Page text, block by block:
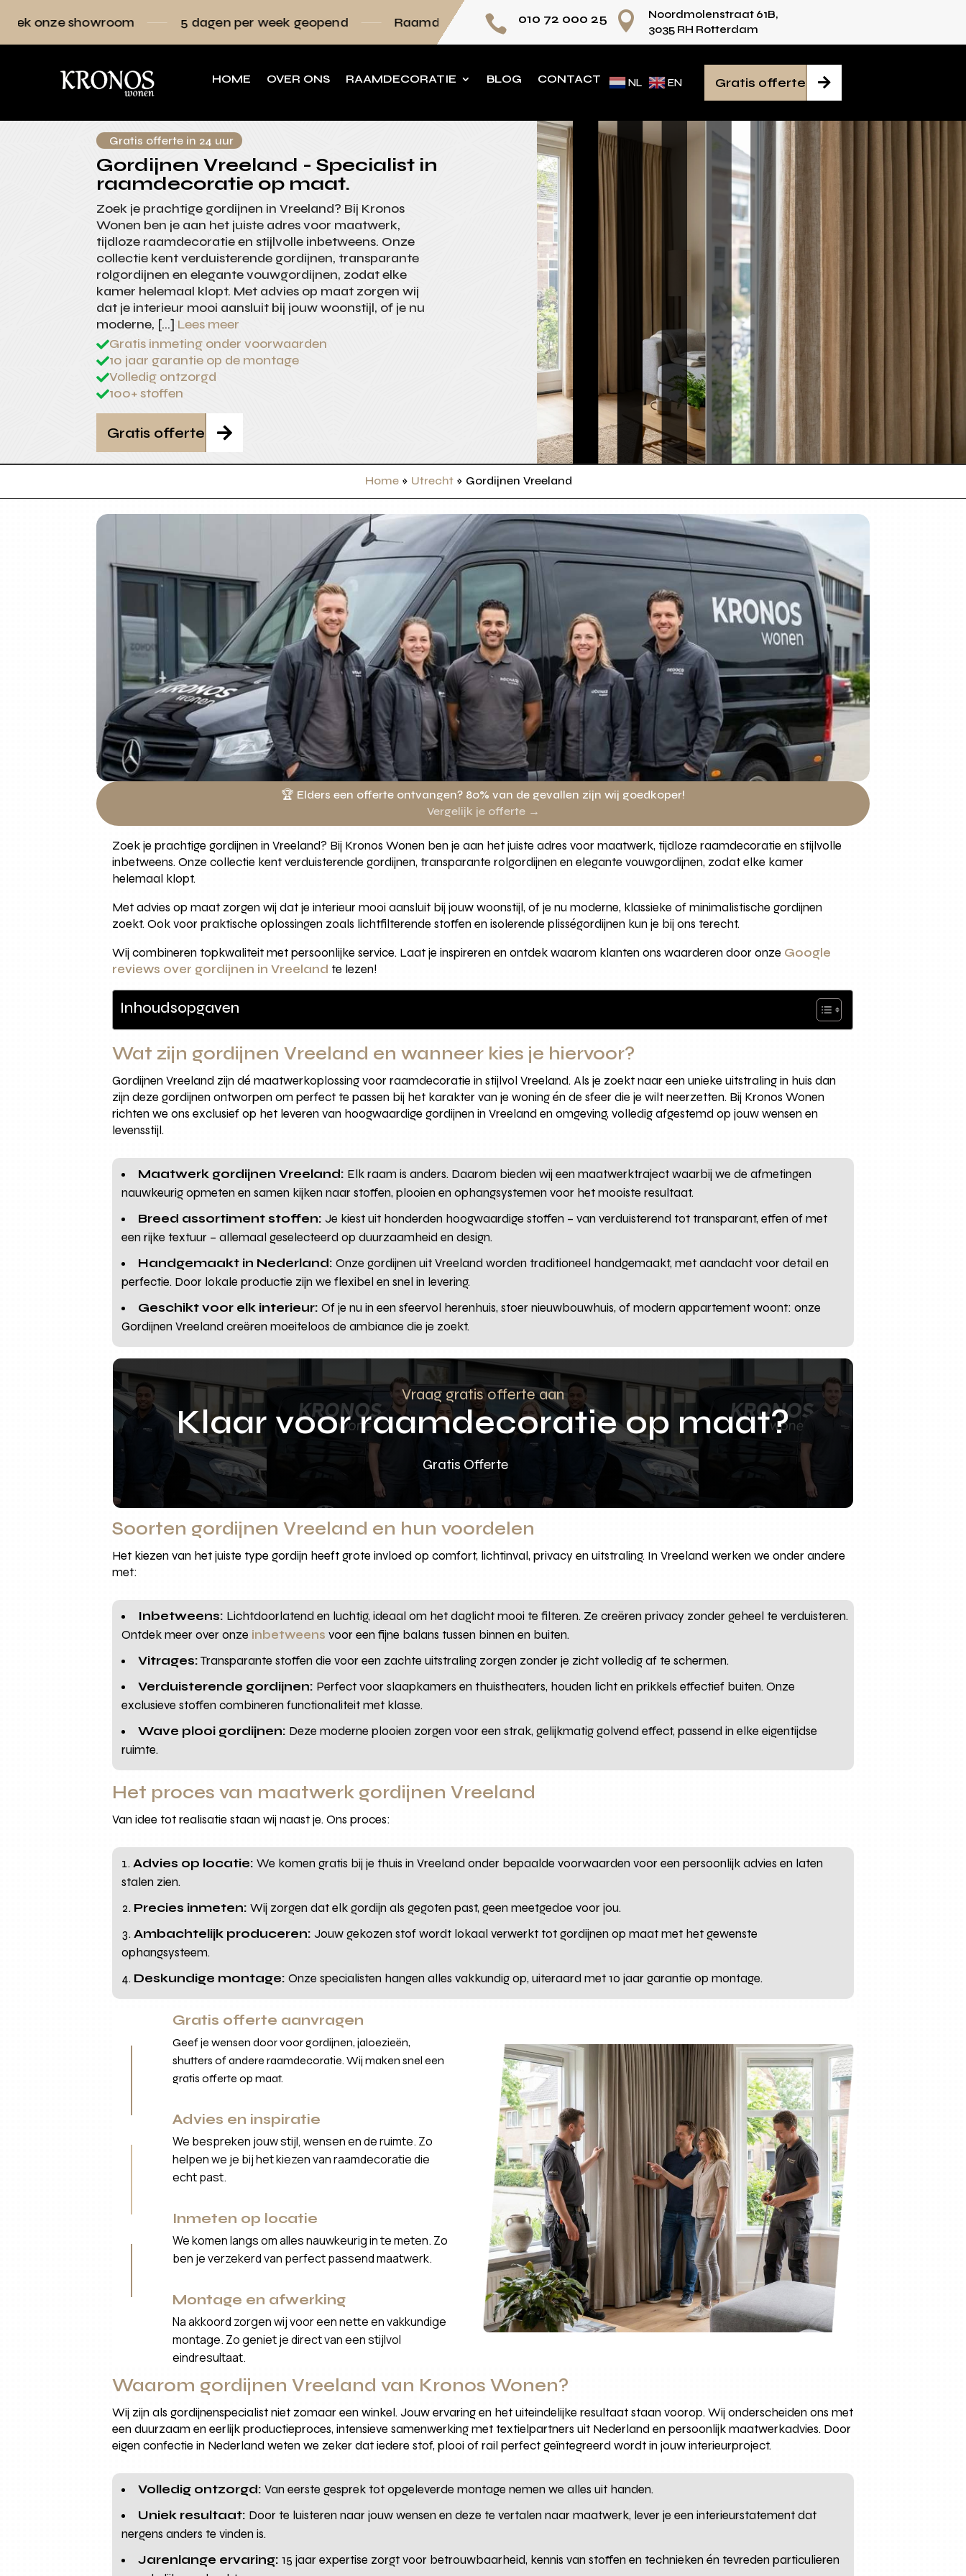
5 dagen per week geopend Raamdecoratie volledig op maat Persoonlijk advies voor iedere ruimte
 010 72 000 25 
Noordmolenstraat 61B,
3035 RH Rotterdam
HOME OVER ONS RAAMDECORATIE BLOG CONTACT NL EN 
Gratis offerte
Gratis offerte in 24 uur
Gordijnen Vreeland - Specialist in
raamdecoratie op maat.
Zoek je prachtige gordijnen in Vreeland? Bij Kronos
Wonen ben je aan het juiste adres voor maatwerk,
tijdloze raamdecoratie en stijlvolle inbetweens. Onze
collectie kent verduisterende gordijnen, transparante
rolgordijnen en elegante vouwgordijnen, zodat elke
kamer helemaal klopt. Met advies op maat zorgen wij
dat je interieur mooi aansluit bij jouw woonstijl, of je nu
moderne, […] Lees meer
Gratis inmeting onder voorwaarden
10 jaar garantie op de montage
Volledig ontzorgd
100+ stoffen

Gratis offerte
Home » Utrecht » Gordijnen Vreeland
🏆 Elders een offerte ontvangen? 80% van de gevallen zijn wij goedkoper!
Vergelijk je offerte →
Zoek je prachtige gordijnen in Vreeland? Bij Kronos Wonen ben je aan het juiste adres voor maatwerk, tijdloze raamdecoratie en stijlvolle
inbetweens. Onze collectie kent verduisterende gordijnen, transparante rolgordijnen en elegante vouwgordijnen, zodat elke kamer
helemaal klopt.
Met advies op maat zorgen wij dat je interieur mooi aansluit bij jouw woonstijl, of je nu moderne, klassieke of minimalistische gordijnen
zoekt. Ook voor praktische oplossingen zoals lichtfilterende stoffen en isolerende plisségordijnen kun je bij ons terecht.
Wij combineren topkwaliteit met persoonlijke service. Laat je inspireren en ontdek waarom klanten ons waarderen door onze Google
reviews over gordijnen in Vreeland te lezen!
Inhoudsopgaven
Wat zijn gordijnen Vreeland en wanneer kies je hiervoor?
Gordijnen Vreeland zijn dé maatwerkoplossing voor raamdecoratie in stijlvol Vreeland. Als je zoekt naar een unieke uitstraling in huis dan
zijn deze gordijnen ontworpen om perfect te passen bij het karakter van je woning én de sfeer die je wilt neerzetten. Bij Kronos Wonen
richten we ons exclusief op het leveren van hoogwaardige gordijnen in Vreeland en omgeving, volledig afgestemd op jouw wensen en
levensstijl.
Maatwerk gordijnen Vreeland: Elk raam is anders. Daarom bieden wij een maatwerktraject waarbij we de afmetingen
nauwkeurig opmeten en samen kijken naar stoffen, plooien en ophangsystemen voor het mooiste resultaat.
Breed assortiment stoffen: Je kiest uit honderden hoogwaardige stoffen – van verduisterend tot transparant, effen of met
een rijke textuur – allemaal geselecteerd op duurzaamheid en design.
Handgemaakt in Nederland: Onze gordijnen uit Vreeland worden traditioneel handgemaakt, met aandacht voor detail en
perfectie. Door lokale productie zijn we flexibel en snel in levering.
Geschikt voor elk interieur: Of je nu in een sfeervol herenhuis, stoer nieuwbouwhuis, of modern appartement woont: onze
Gordijnen Vreeland creëren moeiteloos de ambiance die je zoekt.
Vraag gratis offerte aan
Klaar voor raamdecoratie op maat?
Gratis Offerte
Soorten gordijnen Vreeland en hun voordelen
Het kiezen van het juiste type gordijn heeft grote invloed op comfort, lichtinval, privacy en uitstraling. In Vreeland werken we onder andere
met:
Inbetweens: Lichtdoorlatend en luchtig, ideaal om het daglicht mooi te filteren. Ze creëren privacy zonder geheel te verduisteren.
Ontdek meer over onze inbetweens voor een fijne balans tussen binnen en buiten.
Vitrages:Transparante stoffen die voor een zachte uitstraling zorgen zonder je zicht volledig af te schermen.
Verduisterende gordijnen: Perfect voor slaapkamers en thuistheaters, houden licht en prikkels effectief buiten. Onze
exclusieve stoffen combineren functionaliteit met klasse.
Wave plooi gordijnen: Deze moderne plooien zorgen voor een strak, gelijkmatig golvend effect, passend in elke eigentijdse
ruimte.
Het proces van maatwerk gordijnen Vreeland
Van idee tot realisatie staan wij naast je. Ons proces:
Advies op locatie: We komen gratis bij je thuis in Vreeland onder bepaalde voorwaarden voor een persoonlijk advies en laten
stalen zien.
Precies inmeten: Wij zorgen dat elk gordijn als gegoten past, geen meetgedoe voor jou.
Ambachtelijk produceren: Jouw gekozen stof wordt lokaal verwerkt tot gordijnen op maat met het gewenste
ophangsysteem.
Deskundige montage: Onze specialisten hangen alles vakkundig op, uiteraard met 10 jaar garantie op montage.
Gratis offerte aanvragen
Geef je wensen door voor gordijnen, jaloezieën,
shutters of andere raamdecoratie. Wij maken snel een
gratis offerte op maat.
Advies en inspiratie
We bespreken jouw stijl, wensen en de ruimte. Zo
helpen we je bij het kiezen van raamdecoratie die
echt past.
Inmeten op locatie
We komen langs om alles nauwkeurig in te meten. Zo
ben je verzekerd van perfect passend maatwerk.
Montage en afwerking
Na akkoord zorgen wij voor een nette en vakkundige
montage. Zo geniet je direct van een stijlvol
eindresultaat.
Waarom gordijnen Vreeland van Kronos Wonen?
Wij zijn als gordijnenspecialist niet zomaar een winkel. Jouw ervaring en het uiteindelijke resultaat staan voorop. Wij onderscheiden ons met
een duurzaam en eerlijk productieproces, intensieve samenwerking met textielpartners uit Nederland en persoonlijk maatwerkadvies. Door
eigen confectie in Nederland weten we zeker dat iedere stof, plooi of rail perfect geïntegreerd wordt in jouw interieurproject.
Volledig ontzorgd: Van eerste gesprek tot opgeleverde montage nemen we alles uit handen.
Uniek resultaat: Door te luisteren naar jouw wensen en deze te vertalen naar maatwerk, lever je een interieurstatement dat
nergens anders te vinden is.
Jarenlange ervaring: 15 jaar expertise zorgt voor betrouwbaarheid, kennis van stoffen en technieken én tevreden particulieren